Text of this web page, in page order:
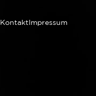
Kontakt Impressum